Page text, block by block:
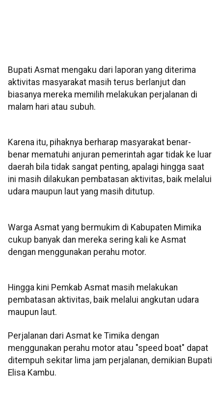
Bupati Asmat mengaku dari laporan yang diterima
aktivitas masyarakat masih terus berlanjut dan
biasanya mereka memilih melakukan perjalanan di
malam hari atau subuh.
Karena itu, pihaknya berharap masyarakat benar-
benar mematuhi anjuran pemerintah agar tidak ke luar
daerah bila tidak sangat penting, apalagi hingga saat
ini masih dilakukan pembatasan aktivitas, baik melalui
udara maupun laut yang masih ditutup.
Warga Asmat yang bermukim di Kabupaten Mimika
cukup banyak dan mereka sering kali ke Asmat
dengan menggunakan perahu motor.
Hingga kini Pemkab Asmat masih melakukan
pembatasan aktivitas, baik melalui angkutan udara
maupun laut.
Perjalanan dari Asmat ke Timika dengan
menggunakan perahu motor atau "speed boat" dapat
ditempuh sekitar lima jam perjalanan, demikian Bupati
Elisa Kambu.